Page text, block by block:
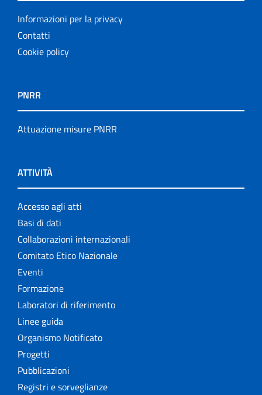
Informazioni per la privacy
Contatti
Cookie policy
PNRR
Attuazione misure PNRR
ATTIVITÀ
Accesso agli atti
Basi di dati
Collaborazioni internazionali
Comitato Etico Nazionale
Eventi
Formazione
Laboratori di riferimento
Linee guida
Organismo Notificato
Progetti
Pubblicazioni
Registri e sorveglianze